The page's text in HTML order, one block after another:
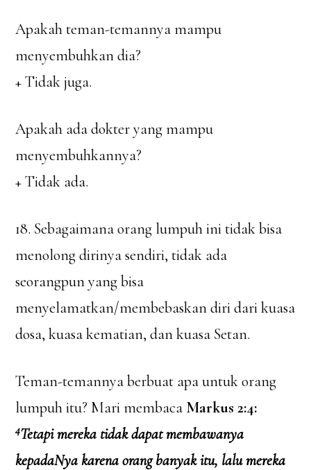
Apakah teman-temannya mampu
menyembuhkan dia?
+ Tidak juga.
Apakah ada dokter yang mampu
menyembuhkannya?
+ Tidak ada.
18. Sebagaimana orang lumpuh ini tidak bisa
menolong dirinya sendiri, tidak ada
seorangpun yang bisa
menyelamatkan/membebaskan diri dari kuasa
dosa, kuasa kematian, dan kuasa Setan.
Teman-temannya berbuat apa untuk orang
lumpuh itu? Mari membaca Markus 2:4:
4Tetapi mereka tidak dapat membawanya
kepadaNya karena orang banyak itu, lalu mereka